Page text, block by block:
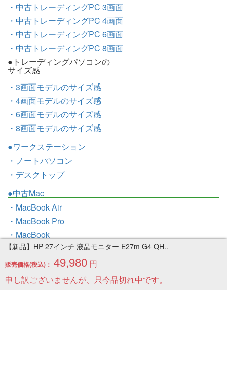
【新品】HP 27インチ 液晶モニター E27m G4 QH..
販売価格(税込)： 49,980 円
申し訳ございませんが、只今品切れ中です。
・中古トレーディングPC 3画面
・中古トレーディングPC 4画面
・中古トレーディングPC 6画面
・中古トレーディングPC 8画面
●トレーディングパソコンの
サイズ感
・3画面モデルのサイズ感
・4画面モデルのサイズ感
・6画面モデルのサイズ感
・8画面モデルのサイズ感
●ワークステーション
・ノートパソコン
・デスクトップ
●中古Mac
・MacBook Air
・MacBook Pro
・MacBook
・iMac
・Mac mini
・Mac Studio